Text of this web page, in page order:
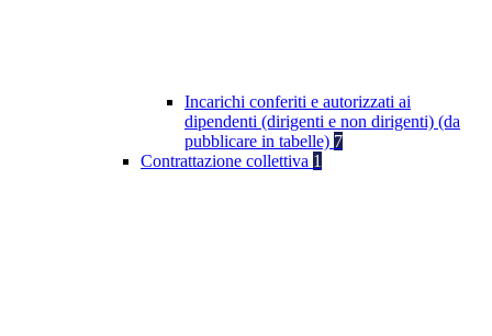
Incarichi conferiti e autorizzati ai
dipendenti (dirigenti e non dirigenti) (da
pubblicare in tabelle) 7
Contrattazione collettiva 1